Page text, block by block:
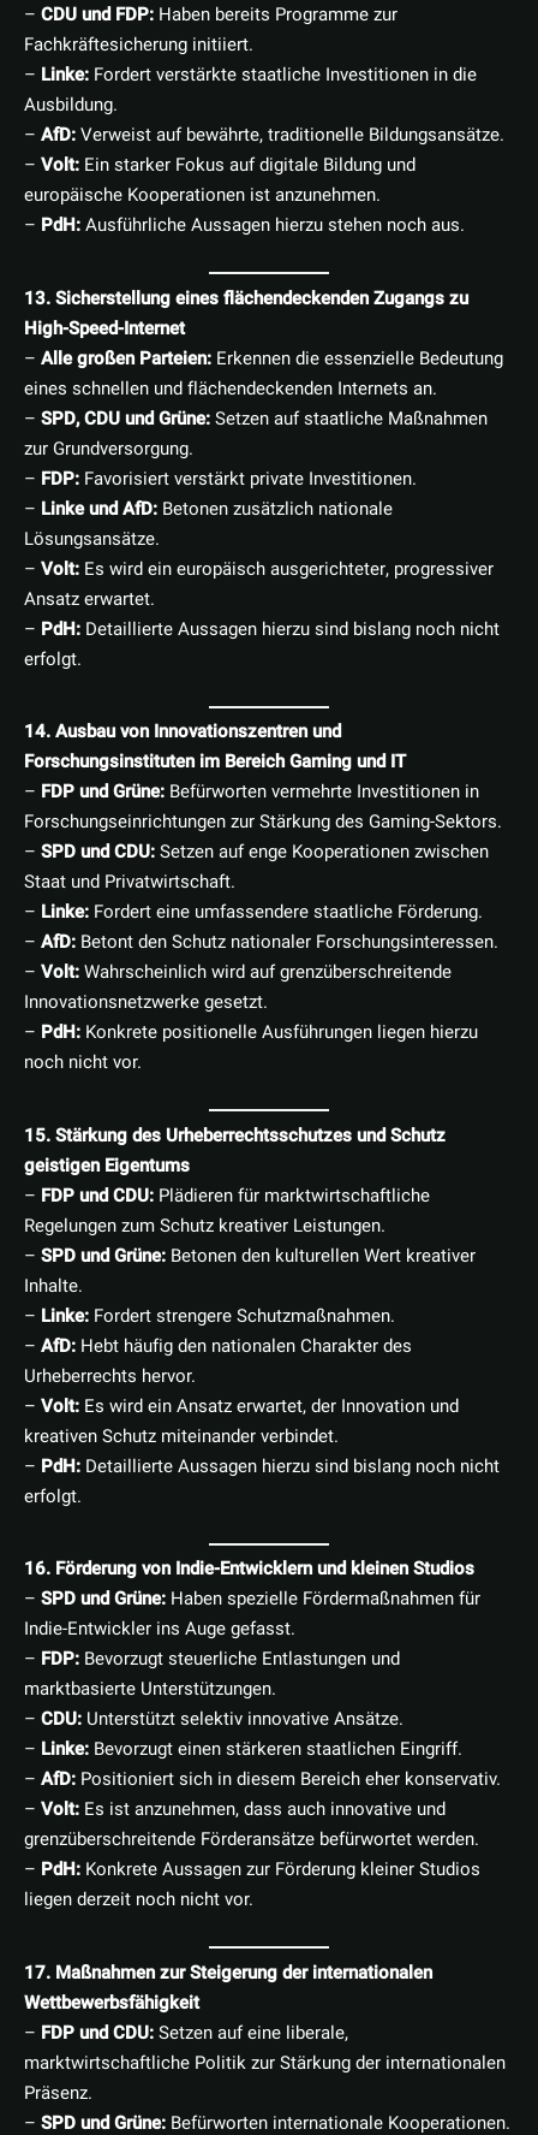
– CDU und FDP: Haben bereits Programme zur
Fachkräftesicherung initiiert.
– Linke: Fordert verstärkte staatliche Investitionen in die
Ausbildung.
– AfD:Verweist auf bewährte, traditionelle Bildungsansätze.
– Volt: Ein starker Fokus auf digitale Bildung und
europäische Kooperationen ist anzunehmen.
– PdH:Ausführliche Aussagen hierzu stehen noch aus.
13. Sicherstellung eines flächendeckenden Zugangs zu
High-Speed-Internet
– Alle großen Parteien: Erkennen die essenzielle Bedeutung
eines schnellen und flächendeckenden Internets an.
– SPD, CDU und Grüne:Setzen auf staatliche Maßnahmen
zur Grundversorgung.
– FDP: Favorisiert verstärkt private Investitionen.
– Linke und AfD: Betonen zusätzlich nationale
Lösungsansätze.
– Volt: Es wird ein europäisch ausgerichteter, progressiver
Ansatz erwartet.
– PdH: Detaillierte Aussagen hierzu sind bislang noch nicht
erfolgt.
14. Ausbau von Innovationszentren und
Forschungsinstituten im Bereich Gaming und IT
– FDP und Grüne: Befürworten vermehrte Investitionen in
Forschungseinrichtungen zur Stärkung des Gaming-Sektors.
– SPD und CDU:Setzen auf enge Kooperationen zwischen
Staat und Privatwirtschaft.
– Linke: Fordert eine umfassendere staatliche Förderung.
– AfD: Betont den Schutz nationaler Forschungsinteressen.
– Volt:Wahrscheinlich wird auf grenzüberschreitende
Innovationsnetzwerke gesetzt.
– PdH: Konkrete positionelle Ausführungen liegen hierzu
noch nicht vor.
15. Stärkung des Urheberrechtsschutzes und Schutz
geistigen Eigentums
– FDP und CDU: Plädieren für marktwirtschaftliche
Regelungen zum Schutz kreativer Leistungen.
– SPD und Grüne: Betonen den kulturellen Wert kreativer
Inhalte.
– Linke: Fordert strengere Schutzmaßnahmen.
– AfD: Hebt häufig den nationalen Charakter des
Urheberrechts hervor.
– Volt: Es wird ein Ansatz erwartet, der Innovation und
kreativen Schutz miteinander verbindet.
– PdH: Detaillierte Aussagen hierzu sind bislang noch nicht
erfolgt.
16. Förderung von Indie-Entwicklern und kleinen Studios
– SPD und Grüne: Haben spezielle Fördermaßnahmen für
Indie-Entwickler ins Auge gefasst.
– FDP: Bevorzugt steuerliche Entlastungen und
marktbasierte Unterstützungen.
– CDU: Unterstützt selektiv innovative Ansätze.
– Linke: Bevorzugt einen stärkeren staatlichen Eingriff.
– AfD: Positioniert sich in diesem Bereich eher konservativ.
– Volt: Es ist anzunehmen, dass auch innovative und
grenzüberschreitende Förderansätze befürwortet werden.
– PdH: Konkrete Aussagen zur Förderung kleiner Studios
liegen derzeit noch nicht vor.
17. Maßnahmen zur Steigerung der internationalen
Wettbewerbsfähigkeit
– FDP und CDU:Setzen auf eine liberale,
marktwirtschaftliche Politik zur Stärkung der internationalen
Präsenz.
– SPD und Grüne: Befürworten internationale Kooperationen.